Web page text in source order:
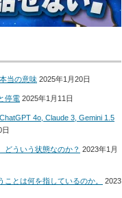
当の意味 2025年1月20日
停電 2025年1月11日
4o, Claude 3, Gemini 1.5
どういう状態なのか？ 2023年1月
ことは何を指しているのか。
2023